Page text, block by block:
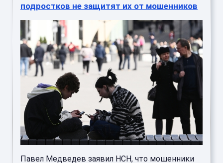
подростков не защитят их от мошенников
Павел Медведев заявил НСН, что мошенники